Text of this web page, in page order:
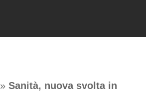
» Sanità, nuova svolta in